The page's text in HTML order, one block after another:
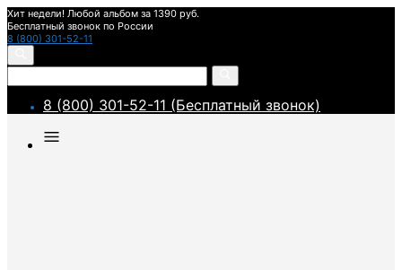
Хит недели! Любой альбом за 1390 руб.
Бесплатный звонок по России
8 (800) 301-52-11
8 (800) 301-52-11 (Бесплатный звонок)